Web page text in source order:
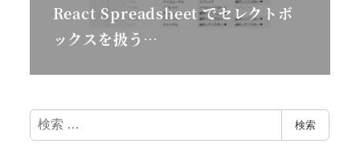
React Spreadsheet でセレクトボ
ックスを扱う…
検
索
検索